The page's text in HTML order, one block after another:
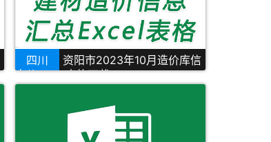
四川
资阳市2023年10月造价库信
息价Excel表格下载